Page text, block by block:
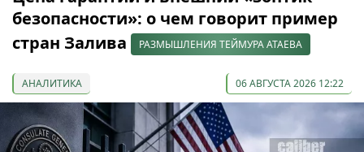
безопасности»: о чем говорит пример
стран Залива
РАЗМЫШЛЕНИЯ ТЕЙМУРА АТАЕВА
АНАЛИТИКА 06 АВГУСТА 2026 12:22